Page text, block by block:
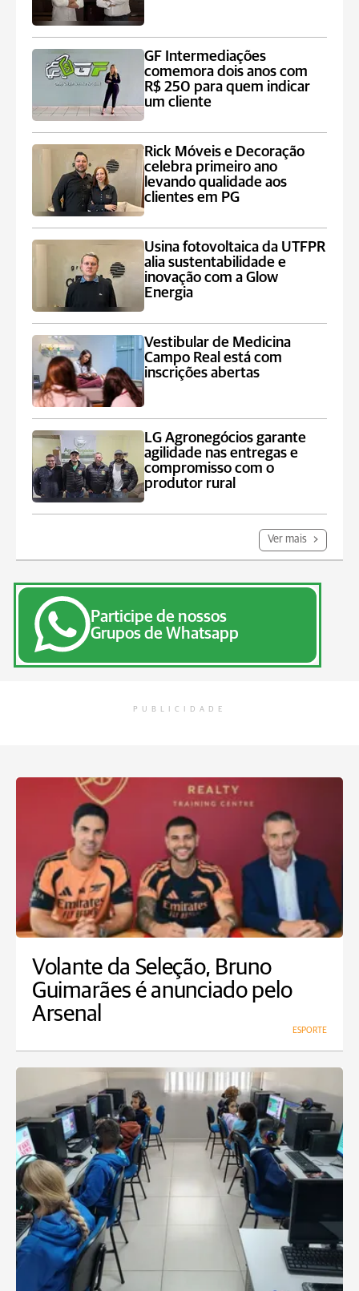
GF Intermediações
comemora dois anos com
R$ 250 para quem indicar
um cliente
Rick Móveis e Decoração
celebra primeiro ano
levando qualidade aos
clientes em PG
Usina fotovoltaica da UTFPR
alia sustentabilidade e
inovação com a Glow
Energia
Vestibular de Medicina
Campo Real está com
inscrições abertas
LG Agronegócios garante
agilidade nas entregas e
compromisso com o
produtor rural
Ver mais
Participe de nossos
Grupos de Whatsapp
PUBLICIDADE
Volante da Seleção, Bruno
Guimarães é anunciado pelo
Arsenal
ESPORTE